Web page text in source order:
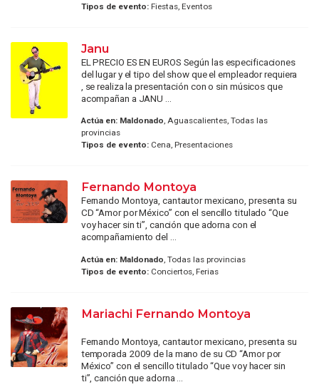
Tipos de evento:Fiestas, Eventos
Janu
EL PRECIO ES EN EUROS Según las especificaciones
del lugar y el tipo del show que el empleador requiera
, se realiza la presentación con o sin músicos que
acompañan a JANU ...
Actúa en: Maldonado, Aguascalientes, Todas las
provincias
Tipos de evento:Cena, Presentaciones
Fernando Montoya
Fernando Montoya, cantautor mexicano, presenta su
CD “Amor por México” con el sencillo titulado “Que
voy hacer sin ti”, canción que adorna con el
acompañamiento del ...
Actúa en: Maldonado , Todas las provincias
Tipos de evento:Conciertos, Ferias
Mariachi Fernando Montoya
Fernando Montoya, cantautor mexicano, presenta su
temporada 2009 de la mano de su CD “Amor por
México” con el sencillo titulado “Que voy hacer sin
ti”, canción que adorna ...